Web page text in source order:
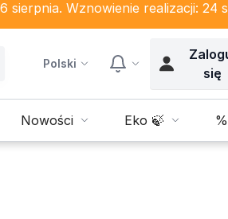
sierpnia. Wznowienie realizacji: 24
Polski
się
Nowości Eko 🍃